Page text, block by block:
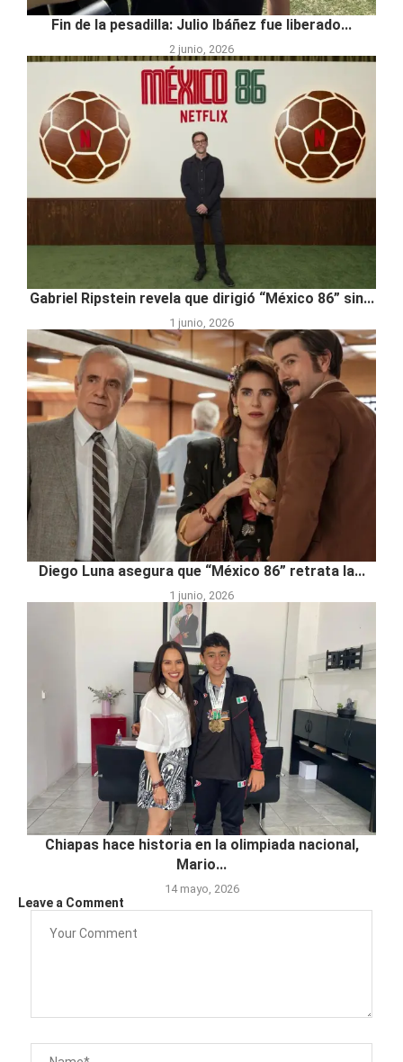
Fin de la pesadilla: Julio Ibáñez fue liberado...
2 junio, 2026
Gabriel Ripstein revela que dirigió “México 86” sin...
1 junio, 2026
Diego Luna asegura que “México 86” retrata la...
1 junio, 2026
Chiapas hace historia en la olimpiada nacional,
Mario...
14 mayo, 2026
Leave a Comment